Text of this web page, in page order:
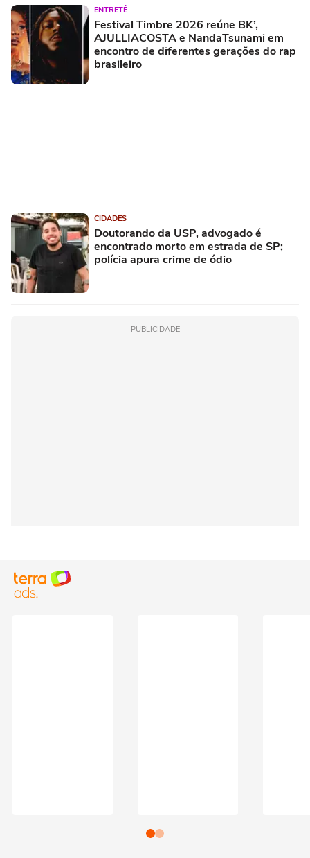
ENTRETÊ
Festival Timbre 2026 reúne BK’,
AJULLIACOSTA e NandaTsunami em
encontro de diferentes gerações do rap
brasileiro
CIDADES
Doutorando da USP, advogado é
encontrado morto em estrada de SP;
polícia apura crime de ódio
PUBLICIDADE